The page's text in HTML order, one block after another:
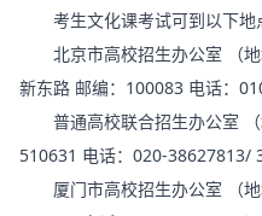
考生文化课考试可到以下地
北京市高校招生办公室 （地
新东路 邮编：100083 电话：
普通高校联合招生办公室 （
510631 电话：020-38627813/
厦门市高校招生办公室 （地